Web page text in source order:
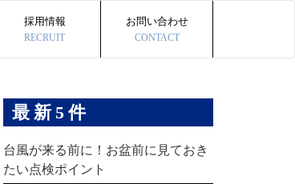
採用情報
RECRUIT
お問い合わせ
CONTACT
最新5件
台風が来る前に！お盆前に見ておき
たい点検ポイント